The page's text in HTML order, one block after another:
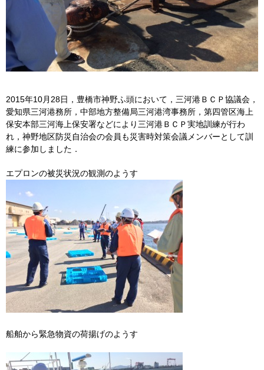
2015年10月28日，豊橋市神野ふ頭において，三河港ＢＣＰ協議会，
愛知県三河港務所，中部地方整備局三河港湾事務所，第四管区海上
保安本部三河海上保安署などにより三河港ＢＣＰ実地訓練が行わ
れ，神野地区防災自治会の会員も災害時対策会議メンバーとして訓
練に参加しました．
エプロンの被災状況の観測のようす
船舶から緊急物資の荷揚げのようす